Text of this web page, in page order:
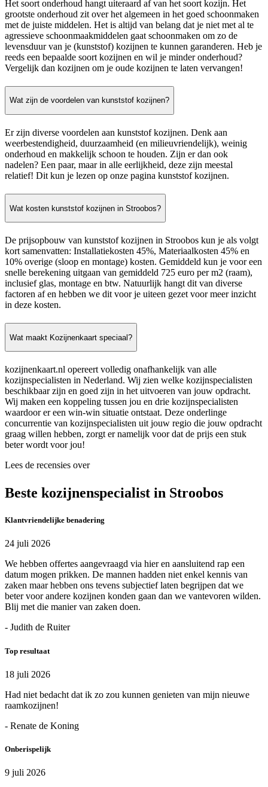
Het soort onderhoud hangt uiteraard af van het soort kozijn. Het
grootste onderhoud zit over het algemeen in het goed schoonmaken
met de juiste middelen. Het is altijd van belang dat je niet met al te
agressieve schoonmaakmiddelen gaat schoonmaken om zo de
levensduur van je (kunststof) kozijnen te kunnen garanderen. Heb je
reeds een bepaalde soort kozijnen en wil je minder onderhoud?
Vergelijk dan kozijnen om je oude kozijnen te laten vervangen!
Wat zijn de voordelen van kunststof kozijnen?
Er zijn diverse voordelen aan kunststof kozijnen. Denk aan
weerbestendigheid, duurzaamheid (en milieuvriendelijk), weinig
onderhoud en makkelijk schoon te houden. Zijn er dan ook
nadelen? Een paar, maar in alle eerlijkheid, deze zijn meestal
relatief! Dit kun je lezen op onze pagina kunststof kozijnen.
Wat kosten kunststof kozijnen in Stroobos?
De prijsopbouw van kunststof kozijnen in Stroobos kun je als volgt
kort samenvatten: Installatiekosten 45%, Materiaalkosten 45% en
10% overige (sloop en montage) kosten. Gemiddeld kun je voor een
snelle berekening uitgaan van gemiddeld 725 euro per m2 (raam),
inclusief glas, montage en btw. Natuurlijk hangt dit van diverse
factoren af en hebben we dit voor je uiteen gezet voor meer inzicht
in deze kosten.
Wat maakt Kozijnenkaart speciaal?
kozijnenkaart.nl opereert volledig onafhankelijk van alle
kozijnspecialisten in Nederland. Wij zien welke kozijnspecialisten
beschikbaar zijn en goed zijn in het uitvoeren van jouw opdracht.
Wij maken een koppeling tussen jou en drie kozijnspecialisten
waardoor er een win-win situatie ontstaat. Deze onderlinge
concurrentie van kozijnspecialisten uit jouw regio die jouw opdracht
graag willen hebben, zorgt er namelijk voor dat de prijs een stuk
beter wordt voor jou!
Lees de recensies over
Beste kozijnenspecialist in Stroobos
Klantvriendelijke benadering
24 juli 2026
We hebben offertes aangevraagd via hier en aansluitend rap een
datum mogen prikken. De mannen hadden niet enkel kennis van
zaken maar hebben ons tevens subjectief laten begrijpen dat we
beter voor andere kozijnen konden gaan dan we vantevoren wilden.
Blij met die manier van zaken doen.
- Judith de Ruiter
Top resultaat
18 juli 2026
Had niet bedacht dat ik zo zou kunnen genieten van mijn nieuwe
raamkozijnen!
- Renate de Koning
Onberispelijk
9 juli 2026